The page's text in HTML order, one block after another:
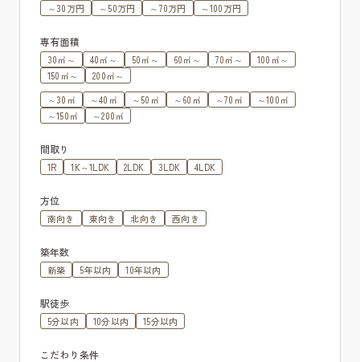
～30万円
～50万円 ～70万円 ～100万円
専有面積
30㎡～ 40㎡～ 50㎡～ 60㎡～ 70㎡～
100㎡～
150㎡～
200㎡～
～30㎡
～40㎡ ～50㎡ ～60㎡ ～70㎡
～100㎡
～150㎡
～200㎡
間取り
1R 1K～1LDK 2LDK 3LDK 4LDK
方位
南向き 東向き 北向き 西向き
築年数
新築 5年以内 10年以内
駅徒歩
5分以内 10分以内 15分以内
こだわり条件